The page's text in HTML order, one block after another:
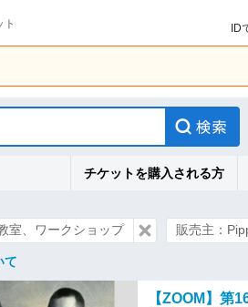
ID
チケットを購入される方
室、ワークショップ 販売主：
て
【ZOOM】第